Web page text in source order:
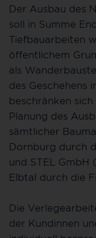
Der Ausbau des
soll in Summe
Tiefbauarbeiten
öffentlichem
als
des Geschehens
beschränken
Planung des
sämtlicher
Dornburg durch
und STEL GmbH
Elbtal durch die
Die
der Kundinnen